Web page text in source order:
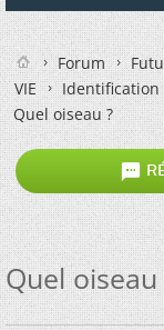
Forum
VIE
Identification
Quel oiseau ?

Quel oiseau